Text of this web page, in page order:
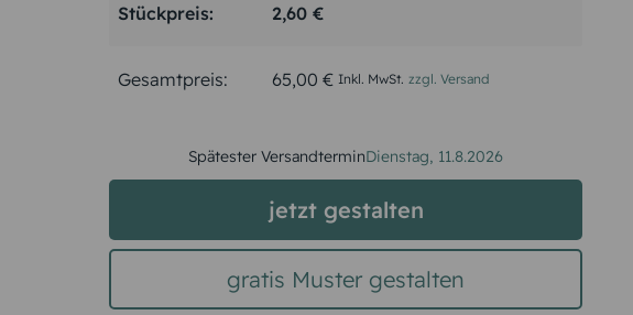
Stückpreis: 2,60 €
Gesamtpreis: 65,00 € Inkl. MwSt. zzgl. Versand
Spätester VersandterminDienstag, 11.8.2026
jetzt gestalten
gratis Muster gestalten